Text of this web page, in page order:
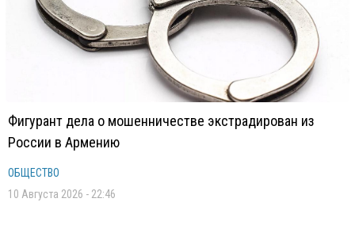
Фигурант дела о мошенничестве экстрадирован из
России в Армению
ОБЩЕСТВО
10 Августа 2026 - 22:46